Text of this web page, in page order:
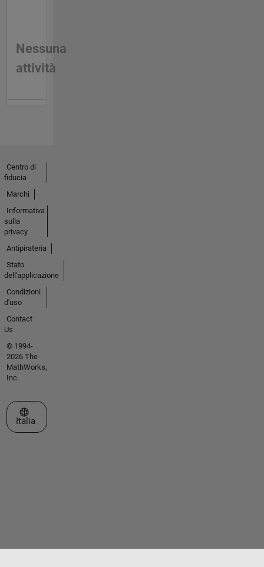
Nessuna
attività
Centro di
fiducia
Marchi
Informativa
sulla
privacy
Antipirateria
Stato
dell'applicazione
Condizioni
d'uso
Contact
Us
© 1994-
2026 The
MathWorks,
Inc.
Seleziona un sito web
Italia